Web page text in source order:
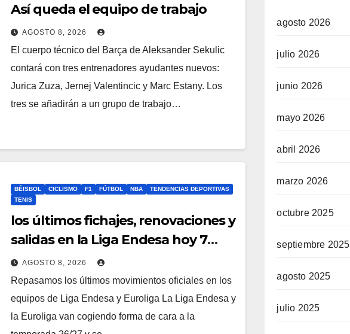
Así queda el equipo de trabajo
AGOSTO 8, 2026
El cuerpo técnico del Barça de Aleksander Sekulic
contará con tres entrenadores ayudantes nuevos:
Jurica Zuza, Jernej Valentincic y Marc Estany. Los
tres se añadirán a un grupo de trabajo…
BÉISBOL CICLISMO F1 FÚTBOL NBA
TENDENCIAS DEPORTIVAS
TENIS
los últimos fichajes, renovaciones y
salidas en la Liga Endesa hoy 7
agosto
AGOSTO 8, 2026
Repasamos los últimos movimientos oficiales en los
equipos de Liga Endesa y Euroliga La Liga Endesa y
la Euroliga van cogiendo forma de cara a la
agosto 2026
julio 2026
junio 2026
mayo 2026
abril 2026
marzo 2026
octubre 2025
septiembre 2025
agosto 2025
julio 2025